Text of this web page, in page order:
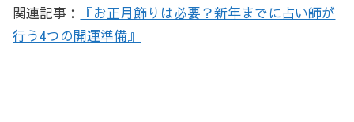
関連記事：
『お正月飾りは必要？新年までに占い師が
行う4つの開運準備』